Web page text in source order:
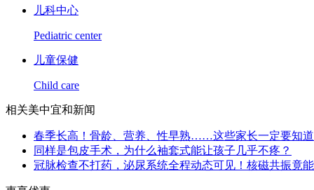
儿科中心
Pediatric center
儿童保健
Child care
相关美中宜和新闻
春季长高！骨龄、营养、性早熟……这些家长一定要知道
同样是包皮手术，为什么袖套式能让孩子几乎不疼？
冠脉检查不打药，泌尿系统全程动态可见！核磁共振竟能